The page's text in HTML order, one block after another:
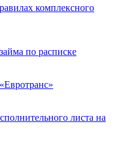
комплексного
по расписке
листа на